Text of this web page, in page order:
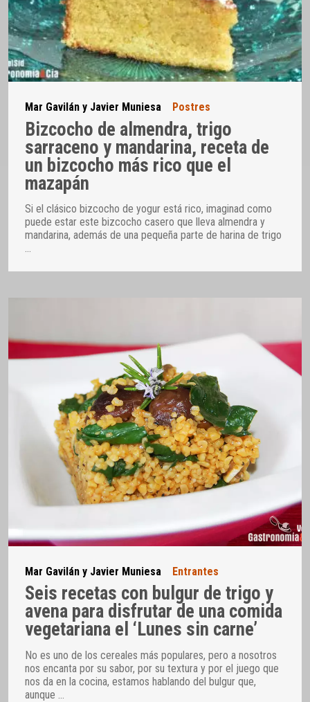
Mar Gavilán y Javier Muniesa Postres
Bizcocho de almendra, trigo
sarraceno y mandarina, receta de
un bizcocho más rico que el
mazapán
Si el clásico bizcocho de yogur está rico, imaginad como
puede estar este bizcocho casero que lleva almendra y
mandarina, además de una pequeña parte de harina de trigo
…
Mar Gavilán y Javier Muniesa Entrantes
Seis recetas con bulgur de trigo y
avena para disfrutar de una comida
vegetariana el ‘Lunes sin carne’
No es uno de los cereales más populares, pero a nosotros
nos encanta por su sabor, por su textura y por el juego que
nos da en la cocina, estamos hablando del bulgur que,
aunque